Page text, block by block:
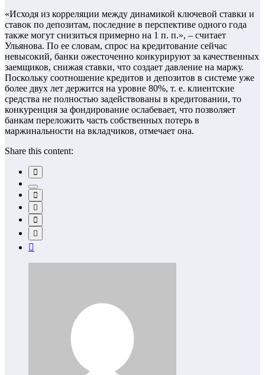
«Исходя из корреляции между динамикой ключевой ставки и
ставок по депозитам, последние в перспективе одного года
также могут снизиться примерно на 1 п. п.», – считает
Ульянова. По ее словам, спрос на кредитование сейчас
невысокий, банки ожесточенно конкурируют за качественных
заемщиков, снижая ставки, что создает давление на маржу.
Поскольку соотношение кредитов и депозитов в системе уже
более двух лет держится на уровне 80%, т. е. клиентские
средства не полностью задействованы в кредитовании, то
конкуренция за фондирование ослабевает, что позволяет
банкам переложить часть собственных потерь в
маржинальности на вкладчиков, отмечает она.
Share this content: